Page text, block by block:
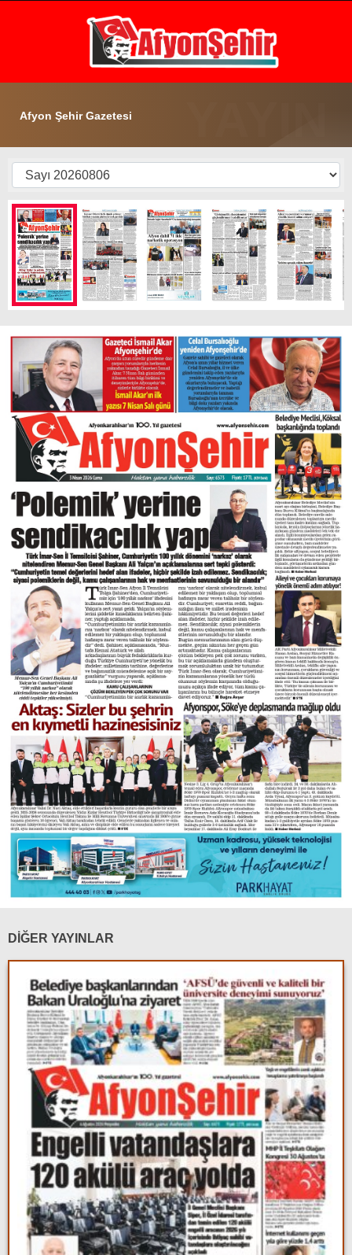
WhatsApp İhbar Hattı
Facebook
Instagram
Youtube
32.7 °
AFYON
EKONOMİ
POLİTİKA
SPOR
SAĞLIK
İLÇE
DIĞER
ÇEVRE
RESMI İLANLAR
E-GAZETE
CANLI YAYIN
Afyon Şehir Gazetesi
DİĞER YAYINLAR